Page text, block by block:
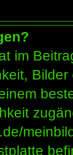
im